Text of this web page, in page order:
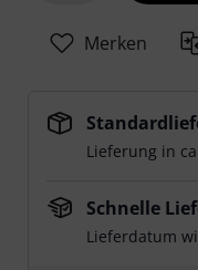
Merken
Lieferung in
Schnelle
Lieferdatum